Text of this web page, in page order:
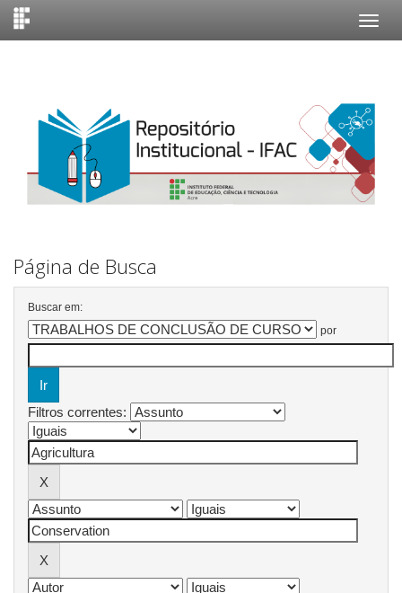
Página de Busca
Buscar em:
por
Filtros correntes: